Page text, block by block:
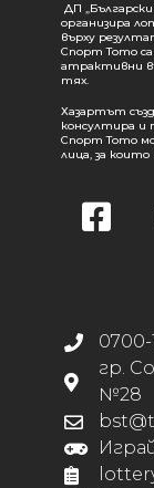
ДП
организира
върху
Спорт Тото са
атрактивни
тях.
Хазартът
консултира и
Спорт Тото
лица, за които
0700-
гр.
№28